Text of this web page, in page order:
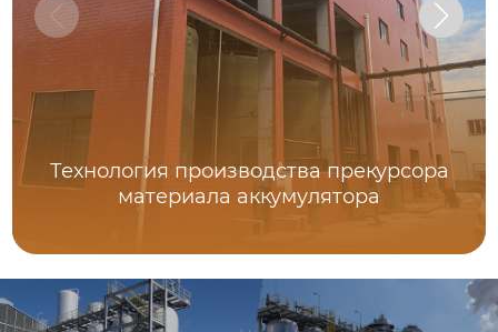
Технология производства прекурсора
материала аккумулятора